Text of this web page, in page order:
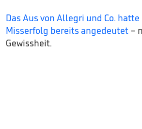
Das Aus von Allegri und Co.
Misserfolg bereits angedeutet –
Gewissheit.